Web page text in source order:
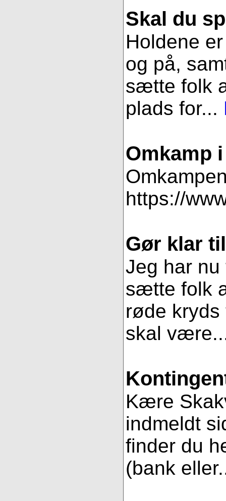
Skal du
Holdene
og på,
sætte folk
plads for...
Omkamp
https://
Gør klar
Jeg har
sætte folk
røde
skal
Kære
indmeldt
finder du
(bank